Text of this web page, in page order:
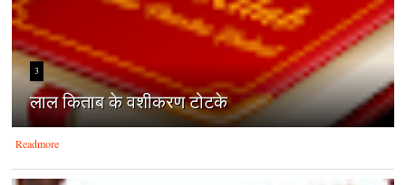
3
लाल किताब के वशीकरण टोटके
Readmore